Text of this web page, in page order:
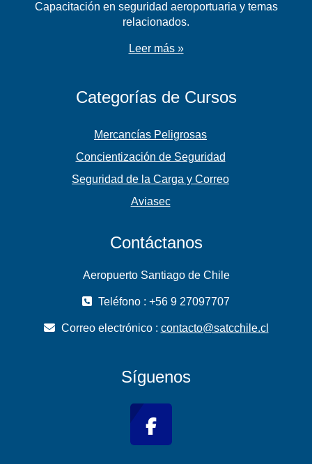
Capacitación en seguridad aeroportuaria y temas
relacionados.
Leer más »
Categorías de Cursos
Mercancías Peligrosas
Concientización de Seguridad
Seguridad de la Carga y Correo
Aviasec
Contáctanos
Aeropuerto Santiago de Chile
Teléfono : +56 9 27097707
Correo electrónico : contacto@satcchile.cl
Síguenos